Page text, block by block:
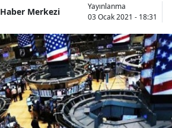
Merkezi
Yayınlanma
03 Ocak 2021 - 18:31